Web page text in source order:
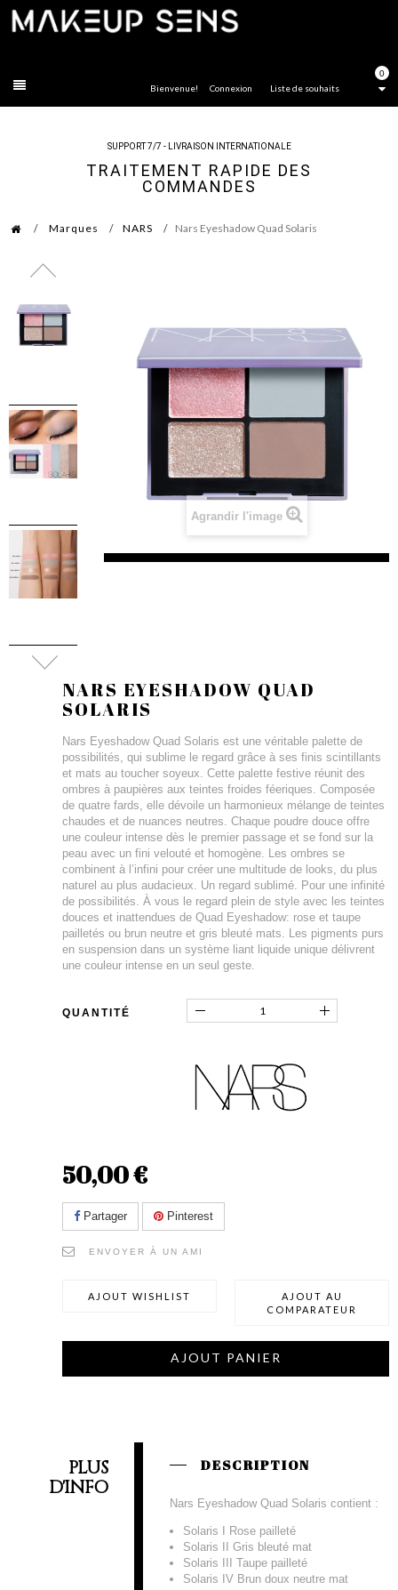
0
Liste de souhaits
Bienvenue! Connexion
SUPPORT 7/7 - LIVRAISON INTERNATIONALE
TRAITEMENT RAPIDE DES
COMMANDES
Marques NARS Nars Eyeshadow Quad Solaris
Agrandir l'image
NARS EYESHADOW QUAD
SOLARIS
Nars Eyeshadow Quad Solaris est une véritable palette de
possibilités, qui sublime le regard grâce à ses finis scintillants
et mats au toucher soyeux. Cette palette festive réunit des
ombres à paupières aux teintes froides féeriques. Composée
de quatre fards, elle dévoile un harmonieux mélange de teintes
chaudes et de nuances neutres. Chaque poudre douce offre
une couleur intense dès le premier passage et se fond sur la
peau avec un fini velouté et homogène. Les ombres se
combinent à l’infini pour créer une multitude de looks, du plus
naturel au plus audacieux. Un regard sublimé. Pour une infinité
de possibilités. À vous le regard plein de style avec les teintes
douces et inattendues de Quad Eyeshadow: rose et taupe
pailletés ou brun neutre et gris bleuté mats. Les pigments purs
en suspension dans un système liant liquide unique délivrent
une couleur intense en un seul geste.
QUANTITÉ
50,00 €
Partager Pinterest
ENVOYER À UN AMI
AJOUT WISHLIST
AJOUT AU
COMPARATEUR
AJOUT PANIER
PLUS
D'INFO
DESCRIPTION
Nars Eyeshadow Quad Solaris contient :
Solaris I Rose pailleté
Solaris II Gris bleuté mat
Solaris III Taupe pailleté
Solaris IV Brun doux neutre mat